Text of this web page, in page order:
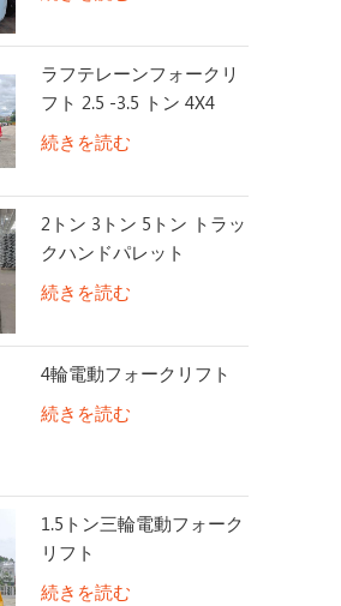
ラフテレーンフォークリ
フト 2.5 -3.5 トン 4X4
2WD/4WD スイッチオフ
ロードフォークリフト
続きを読む
2トン 3トン 5トン トラッ
クハンドパレット
続きを読む
4輪電動フォークリフト
続きを読む
1.5トン三輪電動フォーク
リフト
続きを読む